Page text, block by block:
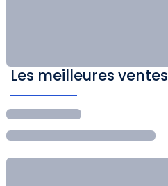
Les meilleures ventes